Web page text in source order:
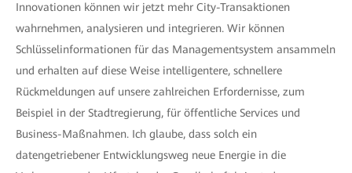
Innovationen können wir jetzt mehr City-Transaktionen
wahrnehmen, analysieren und integrieren. Wir können
Schlüsselinformationen für das Managementsystem ansammeln
und erhalten auf diese Weise intelligentere, schnellere
Rückmeldungen auf unsere zahlreichen Erfordernisse, zum
Beispiel in der Stadtregierung, für öffentliche Services und
Business-Maßnahmen. Ich glaube, dass solch ein
datengetriebener Entwicklungsweg neue Energie in die